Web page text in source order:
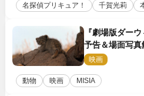
名探偵プリキュア！ 千賀光莉
『劇場版ダー
予告＆場面写
の赤ちゃんが大
映画
動物 映画 MISIA